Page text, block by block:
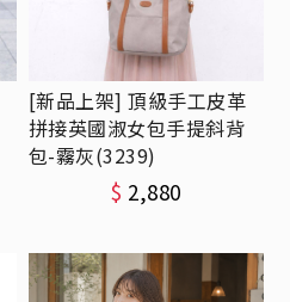
[新品上架] 頂級手工皮革
拼接英國淑女包手提斜背
包-霧灰(3239)
$ 2,880